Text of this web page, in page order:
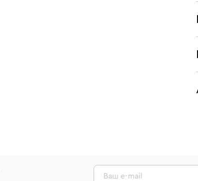
Ваш e-mail